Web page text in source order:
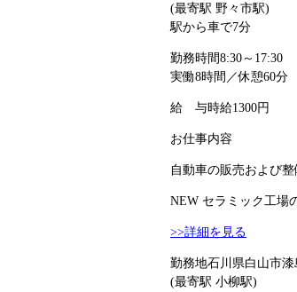
(最寄駅 野々市駅)
駅から車で7分
勤務時間8:30～17:30
実働8時間／休憩60分
給 与時給1300円
お仕事内容
自動車の販売および
NEW セラミック工場
>>詳細を見る
勤務地石川県白山市漆
(最寄駅 小柳駅)